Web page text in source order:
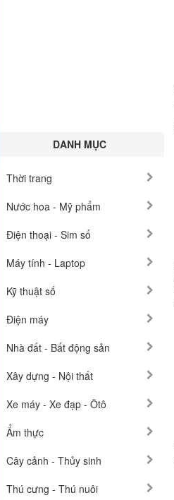
DANH MỤC
Thời trang
Nước hoa - Mỹ phẩm
Điện thoại - Sim số
Máy tính - Laptop
Kỹ thuật số
Điện máy
Nhà đất - Bất động sản
Xây dựng - Nội thất
Xe máy - Xe đạp - Ôtô
Ẩm thực
Cây cảnh - Thủy sinh
Thú cưng - Thú nuôi